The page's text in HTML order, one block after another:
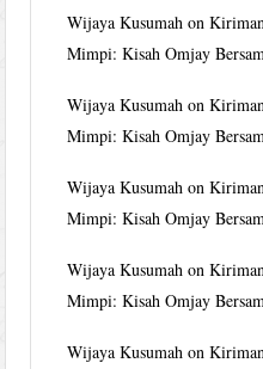
Wijaya Kusumah on
Mimpi: Kisah Omjay
Wijaya Kusumah on
Mimpi: Kisah Omjay
Wijaya Kusumah on
Mimpi: Kisah Omjay
Wijaya Kusumah on
Mimpi: Kisah Omjay
Wijaya Kusumah on